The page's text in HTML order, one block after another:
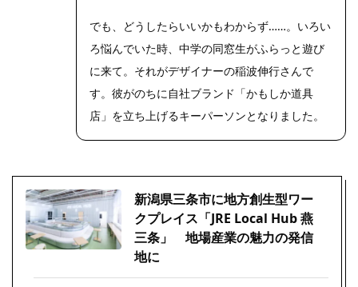
でも、どうしたらいいかもわからず……。いろい
ろ悩んでいた時、中学の同窓生がふらっと遊び
に来て。それがデザイナーの稲波伸行さんで
す。彼がのちに自社ブランド「かもしか道具
店」を立ち上げるキーパーソンとなりました。
新潟県三条市に地方創生型ワー
クプレイス「JRE Local Hub 燕
三条」 地場産業の魅力の発信
地に